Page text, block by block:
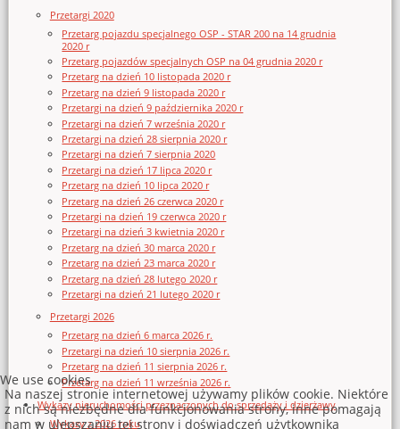
Przetargi 2020
Przetarg pojazdu specjalnego OSP - STAR 200 na 14 grudnia
2020 r
Przetarg pojazdów specjalnych OSP na 04 grudnia 2020 r
Przetarg na dzień 10 listopada 2020 r
Przetarg na dzień 9 listopada 2020 r
Przetargi na dzień 9 października 2020 r
Przetargi na dzień 7 września 2020 r
Przetargi na dzień 28 sierpnia 2020 r
Przetargi na dzień 7 sierpnia 2020
Przetargi na dzień 17 lipca 2020 r
Przetarg na dzień 10 lipca 2020 r
Przetarg na dzień 26 czerwca 2020 r
Przetargi na dzień 19 czerwca 2020 r
Przetargi na dzień 3 kwietnia 2020 r
Przetarg na dzień 30 marca 2020 r
Przetarg na dzień 23 marca 2020 r
Przetarg na dzień 28 lutego 2020 r
Przetargi na dzień 21 lutego 2020 r
Przetargi 2026
Przetarg na dzień 6 marca 2026 r.
Przetargi na dzień 10 sierpnia 2026 r.
Przetarg na dzień 11 sierpnia 2026 r.
Przetarg na dzień 11 września 2026 r.
Wykazy nieruchomości przeznaczonych do sprzedaży i dzierżawy
Wykazy z 2026 roku
We use cookies
Na naszej stronie internetowej używamy plików cookie. Niektóre
z nich są niezbędne dla funkcjonowania strony, inne pomagają
nam w ulepszaniu tej strony i doświadczeń użytkownika